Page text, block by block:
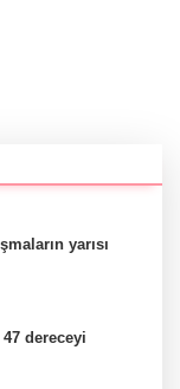
yarısı
dereceyi